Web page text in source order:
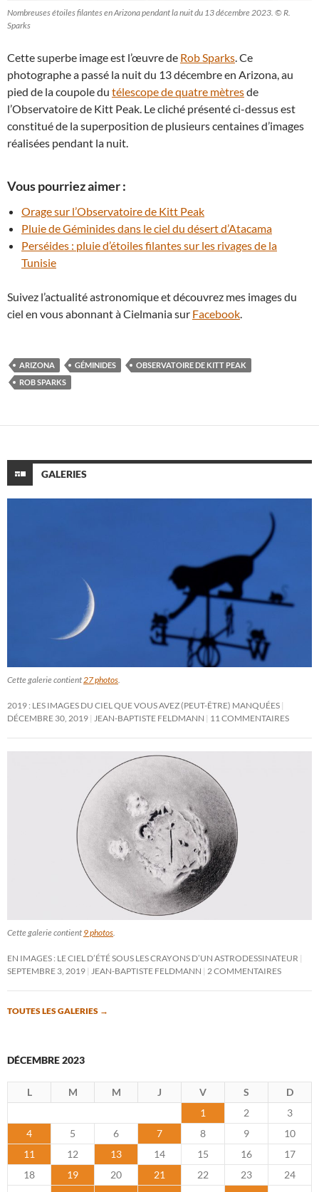
Nombreuses étoiles filantes en Arizona pendant la nuit du 13 décembre 2023. © R.
Sparks
Cette superbe image est l’œuvre de Rob Sparks. Ce
photographe a passé la nuit du 13 décembre en Arizona, au
pied de la coupole du télescope de quatre mètresde
l’Observatoire de Kitt Peak. Le cliché présenté ci-dessus est
constitué de la superposition de plusieurs centaines d’images
réalisées pendant la nuit.
Vous pourriez aimer :
Orage sur l’Observatoire de Kitt Peak
Pluie de Géminides dans le ciel du désert d’Atacama
Perséides : pluie d’étoiles filantes sur les rivages de la
Tunisie
Suivez l’actualité astronomique et découvrez mes images du
ciel en vous abonnant à Cielmania sur Facebook.
ARIZONA GÉMINIDES
OBSERVATOIRE DE KITT PEAK
ROB SPARKS
GALERIES
Cette galerie contient27 photos.
2019 : LES IMAGES DU CIEL QUE VOUS AVEZ (PEUT-ÊTRE) MANQUÉES
DÉCEMBRE 30, 2019 JEAN-BAPTISTE FELDMANN 11 COMMENTAIRES
Cette galerie contient 9 photos.
EN IMAGES : LE CIEL D’ÉTÉ SOUS LES CRAYONS D’UN ASTRODESSINATEUR
SEPTEMBRE 3, 2019 JEAN-BAPTISTE FELDMANN 2 COMMENTAIRES
TOUTES LES GALERIES →
DÉCEMBRE 2023
L M M J V S
D
1
2
3
4
5 6 7 8 9
10
11
12 13 14 15 16
17
18
19 20 21 22 23
24